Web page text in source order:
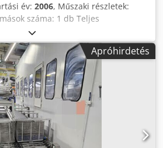
év: 2006, Műszaki részletek:
száma: 1 db Teljes
kW A gép tömege kb.: 160 kg A
x 1,0 m Vibrációs tálas adagoló
Mosómodul (rezgő tálas adagoló)
tisztítására használható. - Dob
magassága 150 mm. -
keresztül - Tartály:
kb. 60 liter; töltöttségjelzővel -
- Asztal:
640mm; gyűjtőtálca
szélessége kb. 25 mm *
Apróhirdetés